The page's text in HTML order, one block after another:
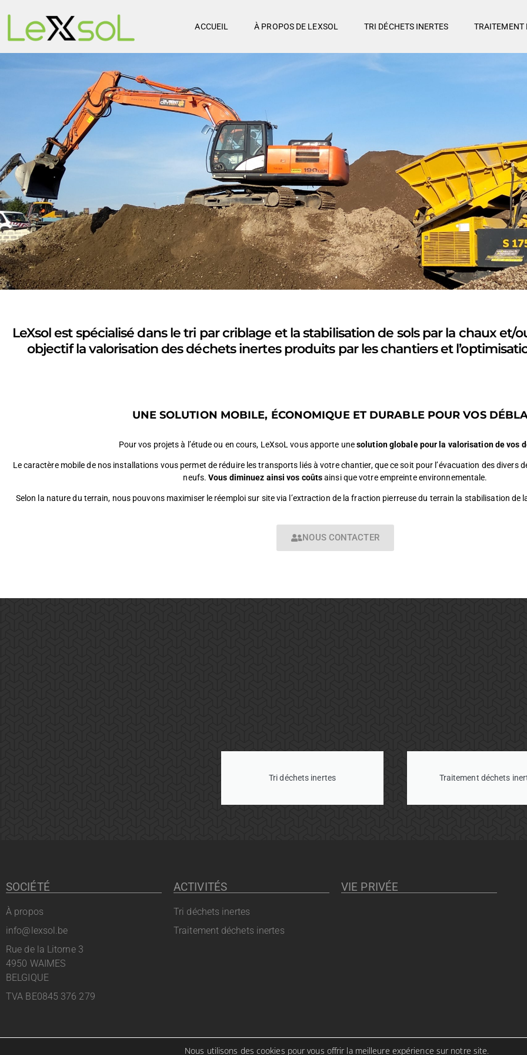
ACCUEIL À PROPOS DE LEXSOL TRI DÉCHETS INERTES TRAITEMENT
LeXsol est spécialisé dans le tri par criblage et la stabilisation de sols par la chaux et/
objectif la valorisation des déchets inertes produits par les chantiers et
UNE SOLUTION MOBILE, ÉCONOMIQUE ET DURABLE POUR VOS
Pour vos projets à l’étude ou en cours, LeXsoL vous apporte unesolution globale pour la valorisation de vos
Le caractère mobile de nos installations vous permet de réduire les transports liés à votre chantier, que ce soit pour l’évacuation des divers
neufs.Vous diminuez ainsi vos coûtsainsi que votre empreinte environnementale.
Selon la nature du terrain, nous pouvons maximiser le réemploi sur site via l’extraction de la fraction pierreuse du terrain la stabilisation de
NOUS CONTACTER
Tri déchets inertes Traitement déchets
SOCIÉTÉ
À propos
info@lexsol.be
Rue de la Litorne 3
4950 WAIMES
BELGIQUE
TVA BE0845 376 279
ACTIVITÉS
Tri déchets inertes
Traitement déchets inertes
VIE PRIVÉE
Nous utilisons des cookies pour vous offrir la meilleure expérience sur notre site.